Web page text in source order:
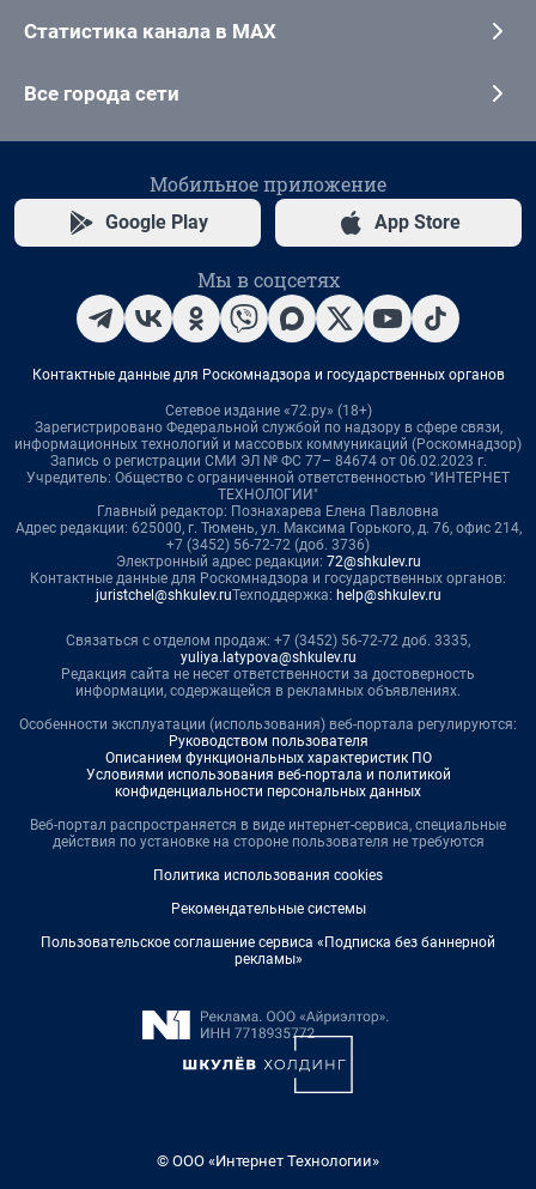
Статистика канала в MAX
Все города сети
Мобильное приложение
Google Play App Store
Мы в соцсетях
Контактные данные для Роскомнадзора и государственных органов
Сетевое издание «72.ру» (18+)
Зарегистрировано Федеральной службой по надзору в сфере связи,
информационных технологий и массовых коммуникаций (Роскомнадзор)
Запись о регистрации СМИ ЭЛ № ФС 77– 84674 от 06.02.2023 г.
Учредитель: Общество с ограниченной ответственностью "ИНТЕРНЕТ
ТЕХНОЛОГИИ"
Главный редактор: Познахарева Елена Павловна
Адрес редакции: 625000, г. Тюмень, ул. Максима Горького, д. 76, офис 214,
+7 (3452) 56-72-72 (доб. 3736)
Электронный адрес редакции: 72@shkulev.ru
Контактные данные для Роскомнадзора и государственных органов:
juristchel@shkulev.ruТехподдержка: help@shkulev.ru
Связаться с отделом продаж: +7 (3452) 56-72-72 доб. 3335,
yuliya.latypova@shkulev.ru
Редакция сайта не несет ответственности за достоверность
информации, содержащейся в рекламных объявлениях.
Особенности эксплуатации (использования) веб-портала регулируются:
Руководством пользователя
Описанием функциональных характеристик ПО
Условиями использования веб-портала и политикой
конфиденциальности персональных данных
Веб-портал распространяется в виде интернет-сервиса, специальные
действия по установке на стороне пользователя не требуются
Политика использования cookies
Рекомендательные системы
Пользовательское соглашение сервиса «Подписка без баннерной
рекламы»
© ООО «Интернет Технологии»